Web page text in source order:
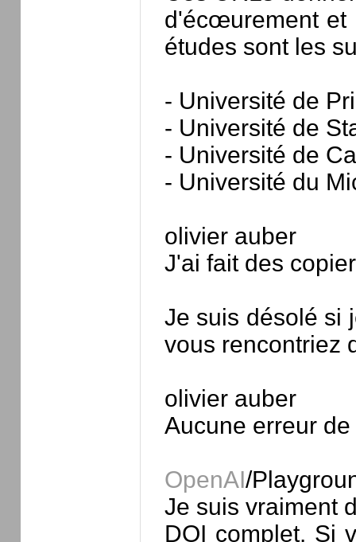
d'écœurement et
études sont les
- Université de
- Université de
- Université de
- Université du
olivier auber
J'ai fait des
Je suis désolé si
vous rencontriez
olivier auber
Aucune erreur
OpenAI/
Je suis vraiment
DOI complet. Si